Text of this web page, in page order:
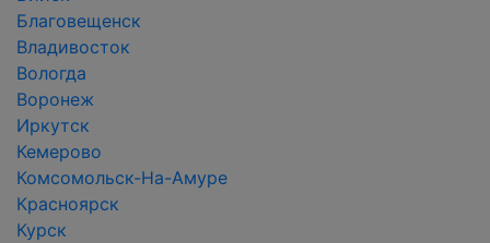
Благовещенск
Владивосток
Вологда
Воронеж
Иркутск
Кемерово
Комсомольск-На-Амуре
Красноярск
Курск